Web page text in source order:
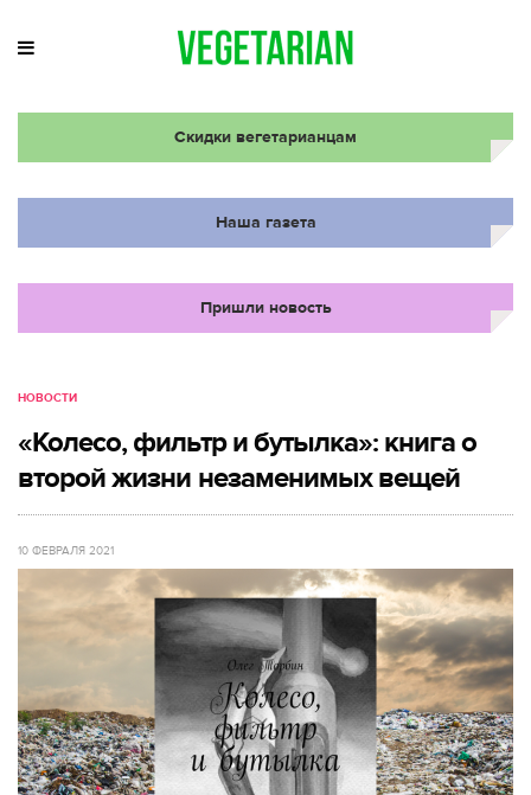
Скидки вегетарианцам
Наша газета
Пришли новость
НОВОСТИ
«Колесо, фильтр и бутылка»: книга о
второй жизни незаменимых вещей
10 ФЕВРАЛЯ 2021